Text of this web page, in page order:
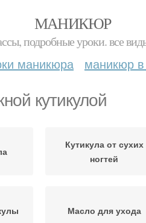
МАНИКЮР
подробные уроки. все
маникюра маникюр
кутикулой
Кутикула от сухих
ногтей
Масло для ухода